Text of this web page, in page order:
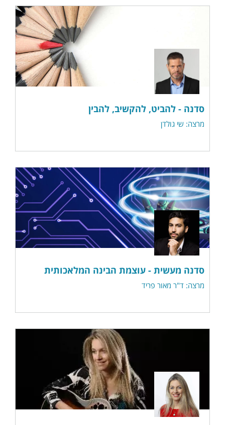
סדנה - להביט, להקשיב, להבין
מרצה: שי גולדן
סדנה מעשית - עוצמת הבינה המלאכותית
מרצה: ד"ר מאור פריד